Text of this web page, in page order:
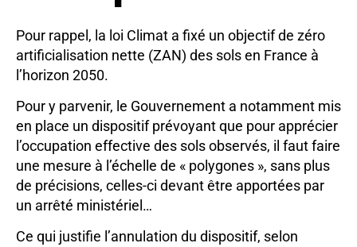
Pour rappel, la loi Climat a fixé un objectif de zéro
artificialisation nette (ZAN) des sols en France à
l’horizon 2050.
Pour y parvenir, le Gouvernement a notamment mis
en place un dispositif prévoyant que pour apprécier
l’occupation effective des sols observés, il faut faire
une mesure à l’échelle de « polygones », sans plus
de précisions, celles-ci devant être apportées par
un arrêté ministériel…
Ce qui justifie l’annulation du dispositif, selon